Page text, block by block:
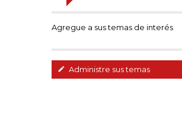
Agregue a sus temas de interés
Administre sus temas